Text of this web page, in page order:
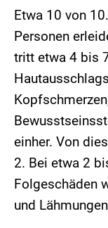
Etwa 10 von
Personen
tritt etwa 4 bis
einher. Von
2. Bei etwa 2
Folgeschäden
und